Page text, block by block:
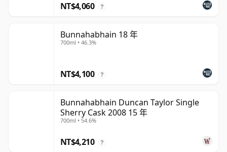
NT$4,060 ?
Bunnahabhain 18 年
700ml • 46.3%
NT$4,100 ?
Bunnahabhain Duncan Taylor Single
Sherry Cask 2008 15 年
700ml • 54.6%
NT$4,210 ?